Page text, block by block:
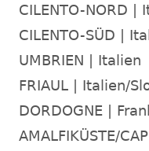
CILENTO-NORD |
CILENTO-SÜD |
UMBRIEN | Italien
FRIAUL | Italien/
DORDOGNE |
AMALFIKÜSTE/